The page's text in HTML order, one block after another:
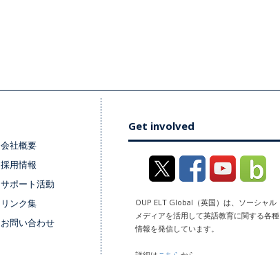
会社概要
採用情報
サポート活動
リンク集
お問い合わせ
Get involved
OUP ELT Global（英国）は、ソーシャル
メディアを活用して英語教育に関する各種
情報を発信しています。